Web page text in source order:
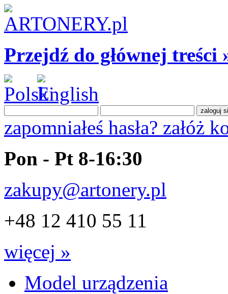
Przejdź do głównej treści
zapomniałeś hasła? załóż
Pon - Pt 8-16:30
zakupy@artonery.pl
+48 12 410 55 11
więcej »
Model urządzenia